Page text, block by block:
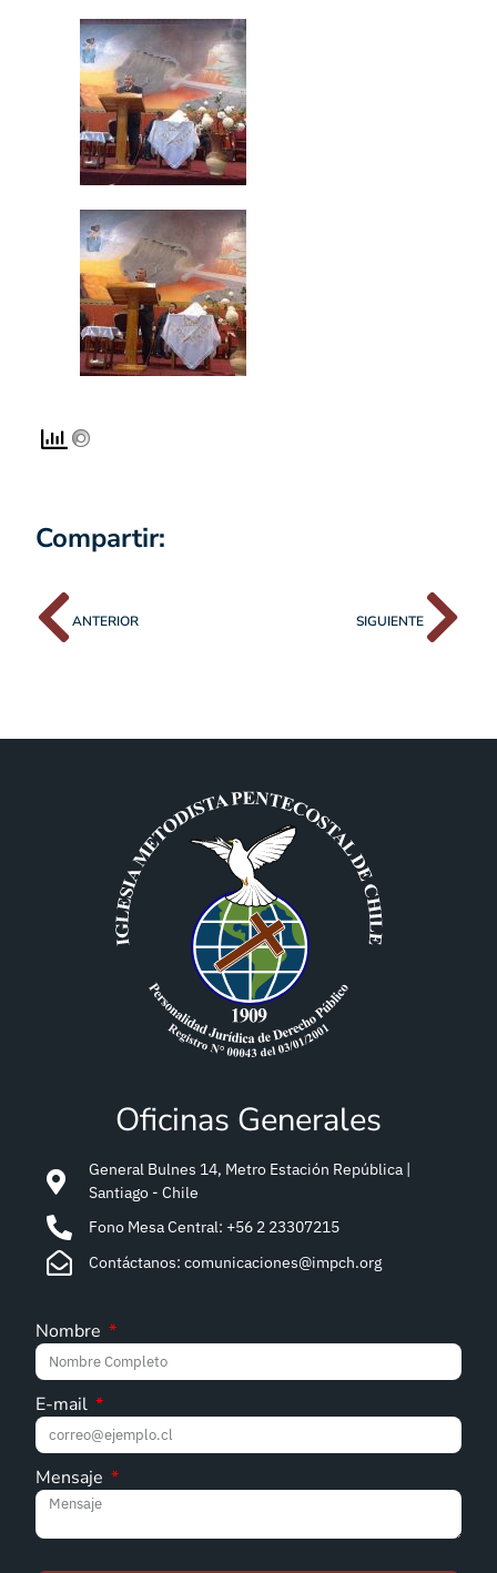
Compartir:
ANTERIOR SIGUIENTE
Oficinas Generales
General Bulnes 14, Metro Estación República |
Santiago - Chile
Fono Mesa Central: +56 2 23307215
Contáctanos: comunicaciones@impch.org
Nombre
E-mail
Mensaje